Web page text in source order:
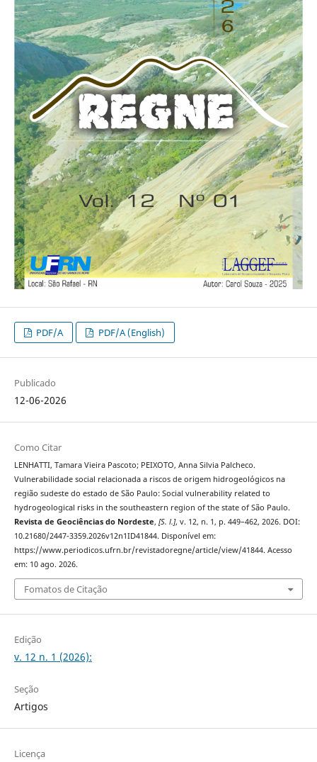
PDF/A PDF/A (English)
Publicado
12-06-2026
Como Citar
LENHATTI, Tamara Vieira Pascoto; PEIXOTO, Anna Silvia Palcheco.
Vulnerabilidade social relacionada a riscos de origem hidrogeológicos na
região sudeste do estado de São Paulo: Social vulnerability related to
hydrogeological risks in the southeastern region of the state of São Paulo.
Revista de Geociências do Nordeste, [S. l.], v. 12, n. 1, p. 449–462, 2026. DOI:
10.21680/2447-3359.2026v12n1ID41844. Disponível em:
https://www.periodicos.ufrn.br/revistadoregne/article/view/41844. Acesso
em: 10 ago. 2026.
Fomatos de Citação
Edição
v. 12 n. 1 (2026):
Seção
Artigos
Licença